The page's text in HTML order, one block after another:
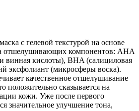
с гелевой текстурой на основе
отшелушивающих компонентов: AHA
винная кислоты), BHA (салициловая
эксфолиант (микросферы воска).
качественное отшелушивание
положительно сказывается на
кожи. Уже после первого
значительное улучшение тона,